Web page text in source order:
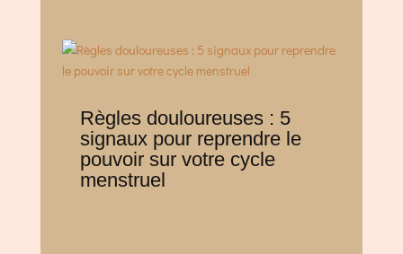
Règles douloureuses : 5
signaux pour reprendre le
pouvoir sur votre cycle
menstruel